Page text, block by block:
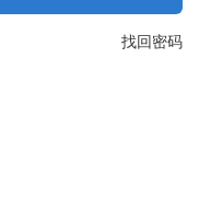
找回密码